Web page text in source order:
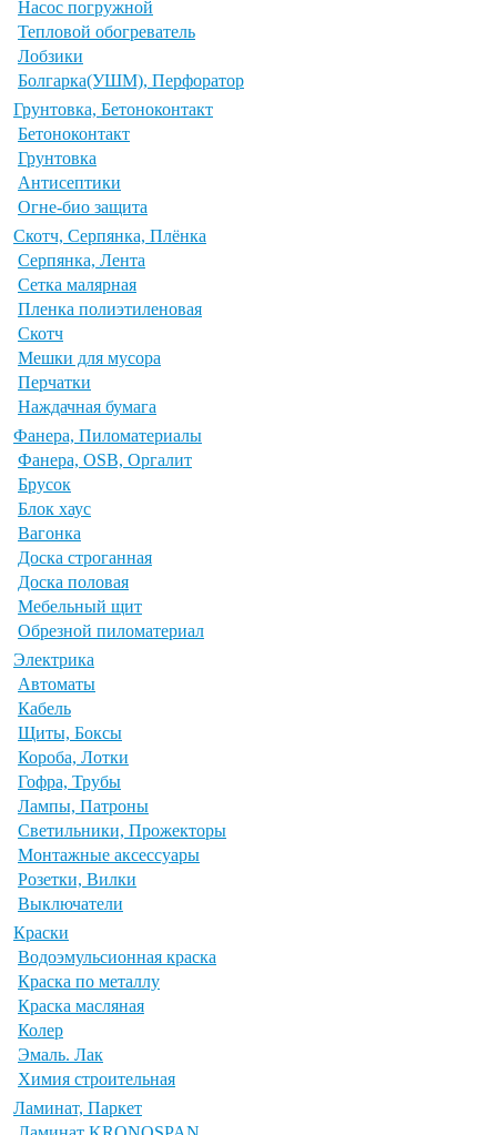
Насос погружной
Тепловой обогреватель
Лобзики
Болгарка(УШМ), Перфоратор
Грунтовка, Бетоноконтакт
Бетоноконтакт
Грунтовка
Антисептики
Огне-био защита
Скотч, Серпянка, Плёнка
Серпянка, Лента
Сетка малярная
Пленка полиэтиленовая
Скотч
Мешки для мусора
Перчатки
Наждачная бумага
Фанера, Пиломатериалы
Фанера, OSB, Оргалит
Брусок
Блок хаус
Вагонка
Доска строганная
Доска половая
Мебельный щит
Обрезной пиломатериал
Электрика
Автоматы
Кабель
Щиты, Боксы
Короба, Лотки
Гофра, Трубы
Лампы, Патроны
Светильники, Прожекторы
Монтажные аксессуары
Розетки, Вилки
Выключатели
Краски
Водоэмульсионная краска
Краска по металлу
Краска масляная
Колер
Эмаль. Лак
Химия строительная
Ламинат, Паркет